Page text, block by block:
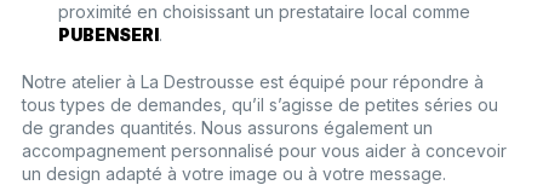
proximité en choisissant un prestataire local comme
PUBENSERI.
Notre atelier à La Destrousse est équipé pour répondre à
tous types de demandes, qu’il s’agisse de petites séries ou
de grandes quantités. Nous assurons également un
accompagnement personnalisé pour vous aider à concevoir
un design adapté à votre image ou à votre message.